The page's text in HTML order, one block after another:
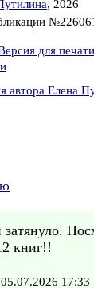
, 2026
для печати
автора Елена
затянуло.
книг!!
17:33